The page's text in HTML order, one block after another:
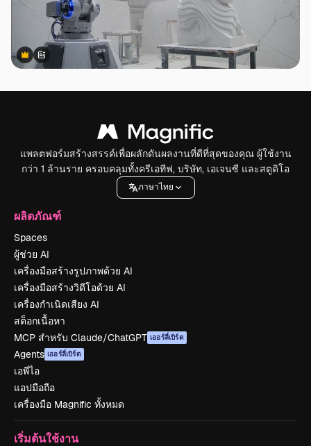
Premium
Premium
สร้างขึ้นโดย AI
แพลตฟอร์มสร้างสรรค์เพื่อผลักดันผลงานที่ดีที่สุดของคุณ ผู้ใช้งาน
กว่า 1 ล้านราย ครอบคลุมทั้งครีเอทีฟ, บริษัท, เอเจนซี และสตูดิโอ
ภาษาไทย
ผลิตภัณฑ์
Spaces
ผู้ช่วย AI
เครื่องมือสร้างรูปภาพด้วย AI
เครื่องมือสร้างวิดีโอด้วย AI
เครื่องกำเนิดเสียง AI
สต็อกเนื้อหา
MCP สำหรับ Claude/ChatGPT เออร์ลี่เบิร์ด
Agents เออร์ลี่เบิร์ด
เอพีไอ
แอปมือถือ
เครื่องมือ Magnific ทั้งหมด
เริ่มต้นใช้งาน